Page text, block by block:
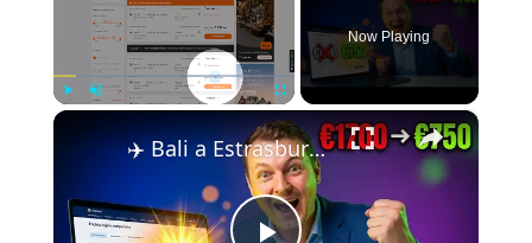
Now Playing
×
✈️ Bali a Estrasburgo por 750 € en vez de 1700 € — El Truco de Vuelos que Ocultan las Comparadoras 🤯